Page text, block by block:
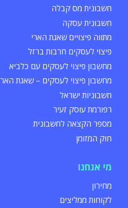
חשבונית מס קבלה
חשבונית עסקה
מתווה פיצויים שאגת הארי
פיצוי לעסקים חרבות ברזל
מחשבון פיצוי לעסקים עם כלביא
מחשבון פיצוי לעסקים – שאגת
חשבוניות ישראל
רפורמת עוסק זעיר
מספר הקצאה לחשבונית
חוק המזומן
מי אנחנו
מחירון
לקוחות ממליצים